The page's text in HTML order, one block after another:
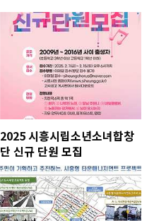
2025 시흥시립소년소녀합창
단 신규 단원 모집